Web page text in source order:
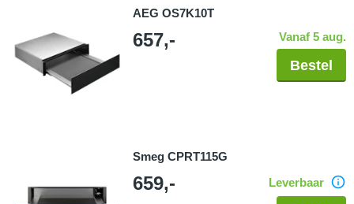
AEG OS7K10T
657,- Vanaf 5 aug.
Bestel
Smeg CPRT115G
659,- Leverbaar